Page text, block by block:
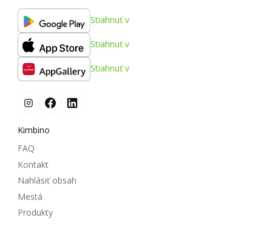
Stiahnuť v
Stiahnuť v
Stiahnuť v
Kimbino
FAQ
Kontakt
Nahlásiť obsah
Mestá
Produkty